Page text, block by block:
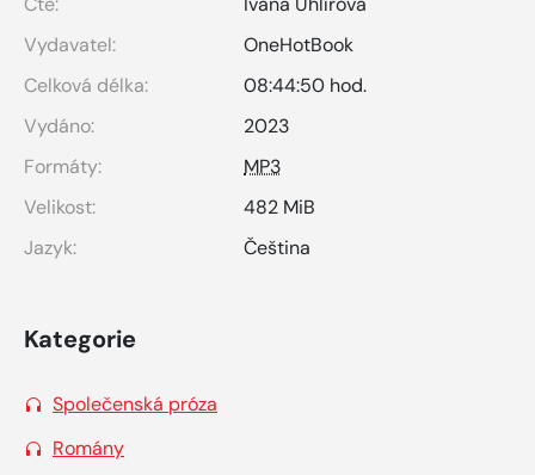
Vydavatel:
OneHotBook
Celková délka:
08:44:50 hod.
Vydáno:
2023
Formáty:
MP3
Velikost:
482 MiB
Jazyk:
Čeština
Kategorie
Společenská próza
Romány